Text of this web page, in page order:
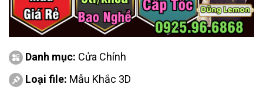
Danh mục: Cửa Chính
Loại file: Mẫu Khắc 3D